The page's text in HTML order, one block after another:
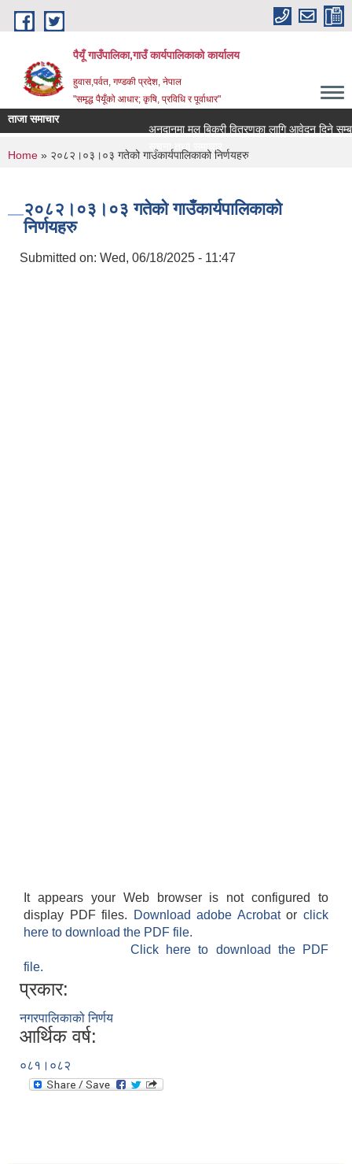
Skip to main content
पैयूँ गाउँपालिका,गाउँ कार्यपालिकाको कार्यालय
हुवास,पर्वत, गण्डकी प्रदेश, नेपाल
"समृद्ध पैयूँको आधार; कृषि, प्रविधि र पूर्वाधार"
ताजा समाचार
अनुदानमा मल बिक्री वितरणका लागि आवेदन दिने सम्बन्धी
सूचना तथा समाचार
You are here
Home » २०८२।०३।०३ गतेको गाउँकार्यपालिकाको निर्णयहरु
२०८२।०३।०३ गतेको गाउँकार्यपालिकाको
निर्णयहरु
Submitted on: Wed, 06/18/2025 - 11:47
It appears your Web browser is not configured to
display PDF files.
Download adobe Acrobatorclick
here to download the PDF file.
Click here to download the PDF
file.
प्रकार:
नगरपालिकाको निर्णय
आर्थिक वर्ष:
०८१।०८२